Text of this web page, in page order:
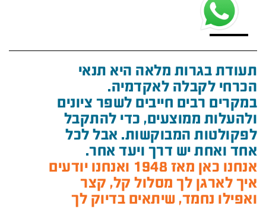
תעודת בגרות מלאה היא תנאי
הכרחי לקבלה לאקדמיה.
במקרים רבים חייבים לשפר ציונים
ולהעלות ממוצעים, כדי להתקבל
לפקולטות המבוקשות. אבל לכל
אחד ואחת יש דרך ויעד אחר.
אנחנו כאן מאז 1948 ואנחנו יודעים
איך לארגן לך מסלול קל, קצר
ואפילו נחמד, שיתאים בדיוק לך